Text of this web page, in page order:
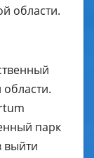
области.
парк
выйти